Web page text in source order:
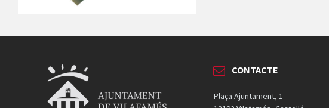
CONTACTE
Plaça Ajuntament, 1